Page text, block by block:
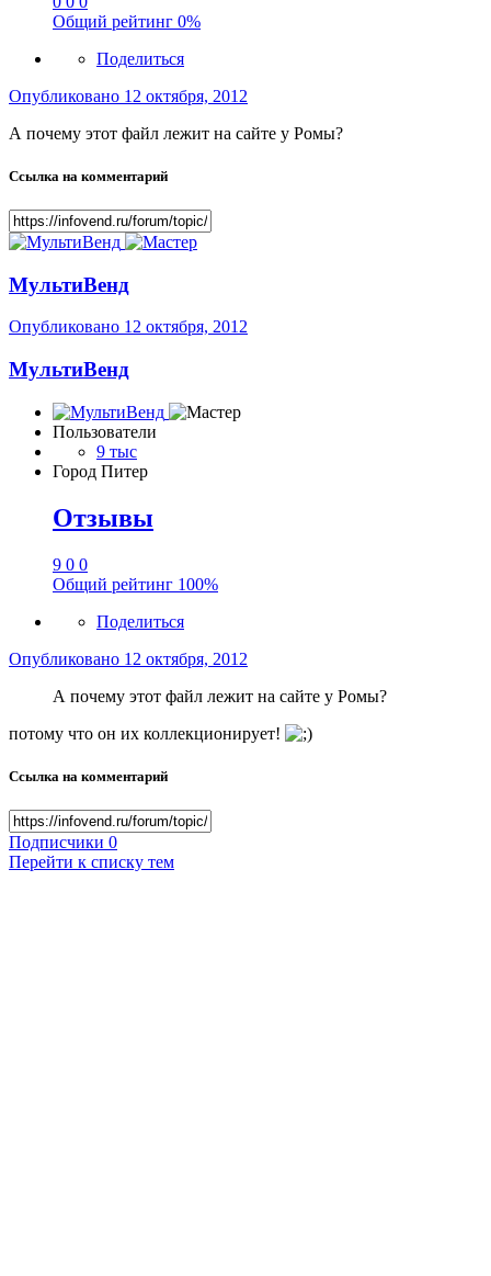
Общий рейтинг 0%
Поделиться
Опубликовано 12 октября, 2012
А почему этот файл лежит на сайте у Ромы?
Ссылка на комментарий
МультиВенд
Опубликовано 12 октября, 2012
МультиВенд
Пользователи
9 тыс
Город Питер
Отзывы
9 0 0
Общий рейтинг 100%
Поделиться
Опубликовано 12 октября, 2012
А почему этот файл лежит на сайте у Ромы?
потому что он их коллекционирует!
Ссылка на комментарий
Подписчики 0
Перейти к списку тем